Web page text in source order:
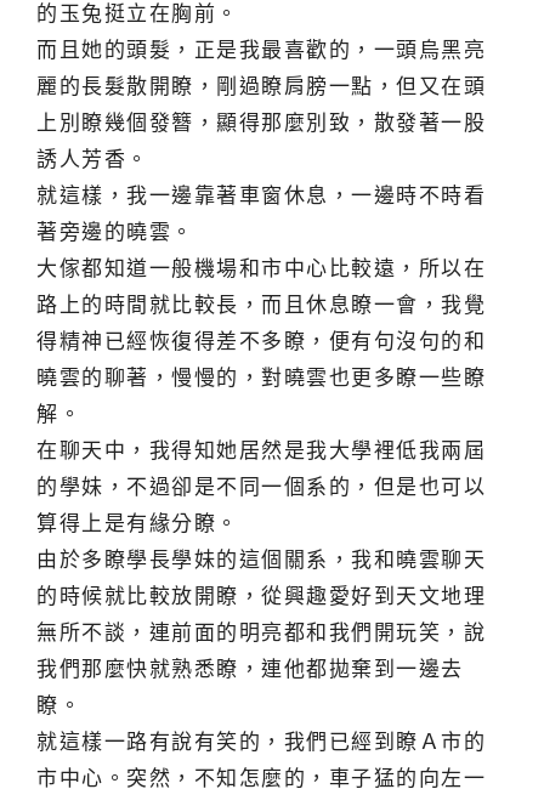
的玉兔挺立在胸前。
而且她的頭髮，正是我最喜歡的，一頭烏黑亮
麗的長髮散開瞭，剛過瞭肩膀一點，但又在頭
上別瞭幾個發簪，顯得那麼別致，散發著一股
誘人芳香。
就這樣，我一邊靠著車窗休息，一邊時不時看
著旁邊的曉雲。
大傢都知道一般機場和市中心比較遠，所以在
路上的時間就比較長，而且休息瞭一會，我覺
得精神已經恢復得差不多瞭，便有句沒句的和
曉雲的聊著，慢慢的，對曉雲也更多瞭一些瞭
解。
在聊天中，我得知她居然是我大學裡低我兩屆
的學妹，不過卻是不同一個系的，但是也可以
算得上是有緣分瞭。
由於多瞭學長學妹的這個關系，我和曉雲聊天
的時候就比較放開瞭，從興趣愛好到天文地理
無所不談，連前面的明亮都和我們開玩笑，說
我們那麼快就熟悉瞭，連他都拋棄到一邊去
瞭。
就這樣一路有說有笑的，我們已經到瞭Ａ市的
市中心。突然，不知怎麼的，車子猛的向左一